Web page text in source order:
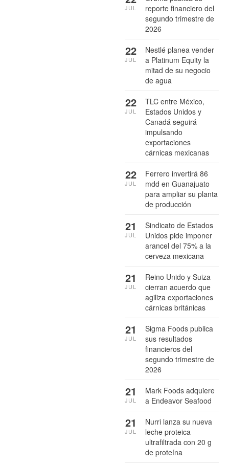
reporte financiero del
segundo trimestre de
2026
JUL
Nestlé planea vender
a Platinum Equity la
mitad de su negocio
de agua
22
JUL
TLC entre México,
Estados Unidos y
Canadá seguirá
impulsando
exportaciones
cárnicas mexicanas
22
JUL
Ferrero invertirá 86
mdd en Guanajuato
para ampliar su planta
de producción
22
JUL
Sindicato de Estados
Unidos pide imponer
arancel del 75% a la
cerveza mexicana
21
JUL
Reino Unido y Suiza
cierran acuerdo que
agiliza exportaciones
cárnicas británicas
21
JUL
Sigma Foods publica
sus resultados
financieros del
segundo trimestre de
2026
21
JUL
Mark Foods adquiere
a Endeavor Seafood
21
JUL
Nurri lanza su nueva
leche proteica
ultrafiltrada con 20 g
de proteína
21
JUL